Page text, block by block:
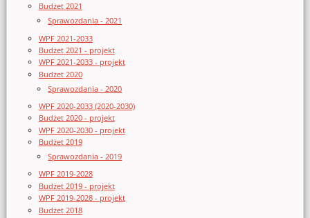
Budżet 2021
Sprawozdania - 2021
WPF 2021-2033
Budżet 2021 - projekt
WPF 2021-2033 - projekt
Budżet 2020
Sprawozdania - 2020
WPF 2020-2033 (2020-2030)
Budżet 2020 - projekt
WPF 2020-2030 - projekt
Budżet 2019
Sprawozdania - 2019
WPF 2019-2028
Budżet 2019 - projekt
WPF 2019-2028 - projekt
Budżet 2018